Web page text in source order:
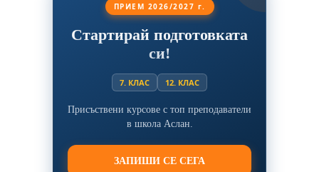
ПРИЕМ 2026/2027 г.
Стартирай подготовката
си!
7. КЛАС 12. КЛАС
Присъствени курсове с топ преподаватели
в школа Аслан.
ЗАПИШИ СЕ СЕГА